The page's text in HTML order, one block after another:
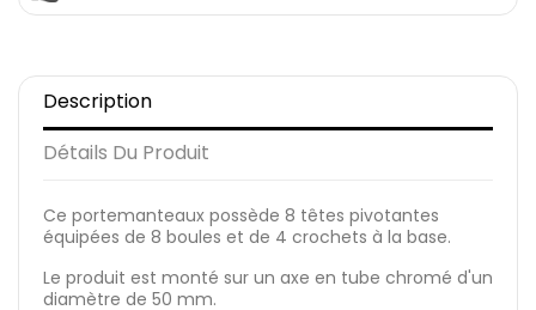
Description
Détails Du Produit
Ce portemanteaux possède 8 têtes pivotantes
équipées de 8 boules et de 4 crochets à la base.
Le produit est monté sur un axe en tube chromé d'un
diamètre de 50 mm.